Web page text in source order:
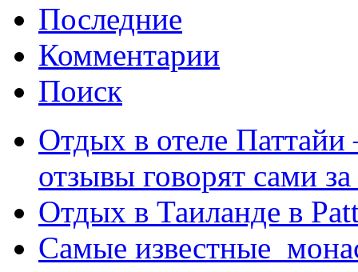
Последние
Комментарии
Поиск
Отдых в отеле
отзывы говорят сами за
Отдых в Таиланде в
Самые известные